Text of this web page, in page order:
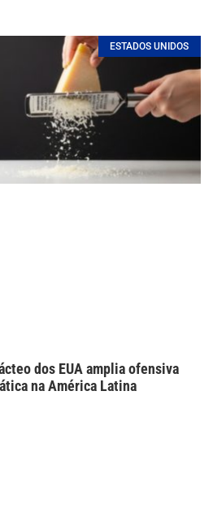
ESTADOS UNIDOS
dos EUA amplia ofensiva
na América Latina